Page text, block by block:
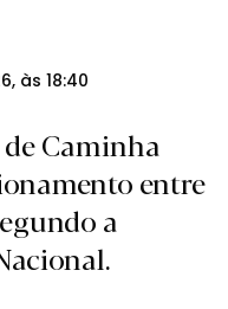
às 18:40
Caminha
entre
a